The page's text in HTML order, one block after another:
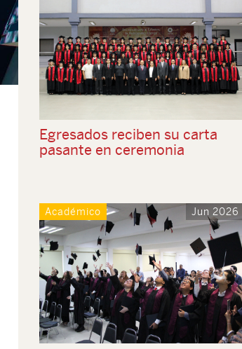
Egresados reciben su carta
pasante en ceremonia
Académico Jun 2026